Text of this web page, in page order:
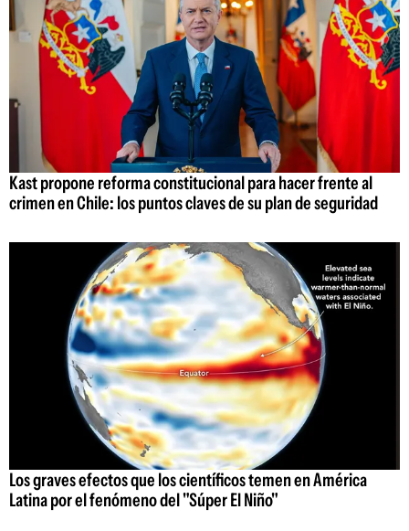
Kast propone reforma constitucional para hacer frente al
crimen en Chile: los puntos claves de su plan de seguridad
Los graves efectos que los científicos temen en América
Latina por el fenómeno del "Súper El Niño"